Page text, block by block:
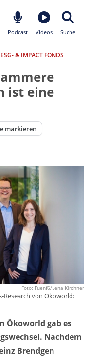
Podcast Videos Suche
ESG- & IMPACT FONDS
ist eine
markieren
Foto: Fuenf6/Lena Kirchner
Research von Ökoworld:
Ökoworld gab es
Nachdem
Brendgen